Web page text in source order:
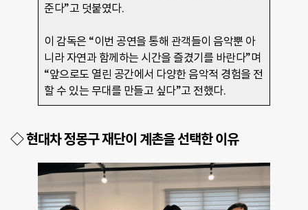
준다”고 덧붙였다.
이 감독은 “이번 공연을 통해 관객들이 음악뿐 아
니라 자연과 함께하는 시간을 즐겼기를 바란다”며
“앞으로도 열린 공간에서 다양한 음악적 경험을 전
할 수 있는 무대를 만들고 싶다”고 전했다.
◇ 현대차 정몽구 재단이 계촌을 선택한 이유